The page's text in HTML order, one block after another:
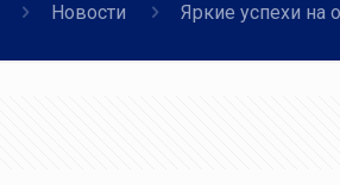
Новости Яркие успехи на